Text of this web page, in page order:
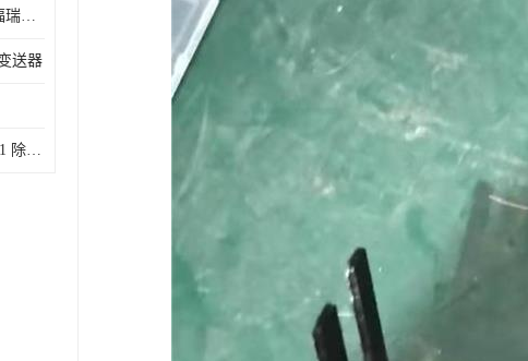
高精度液氨液位计就选福瑞德仪表
送器
没有假水位 CLW-DR-7B1 除氧器水位测量